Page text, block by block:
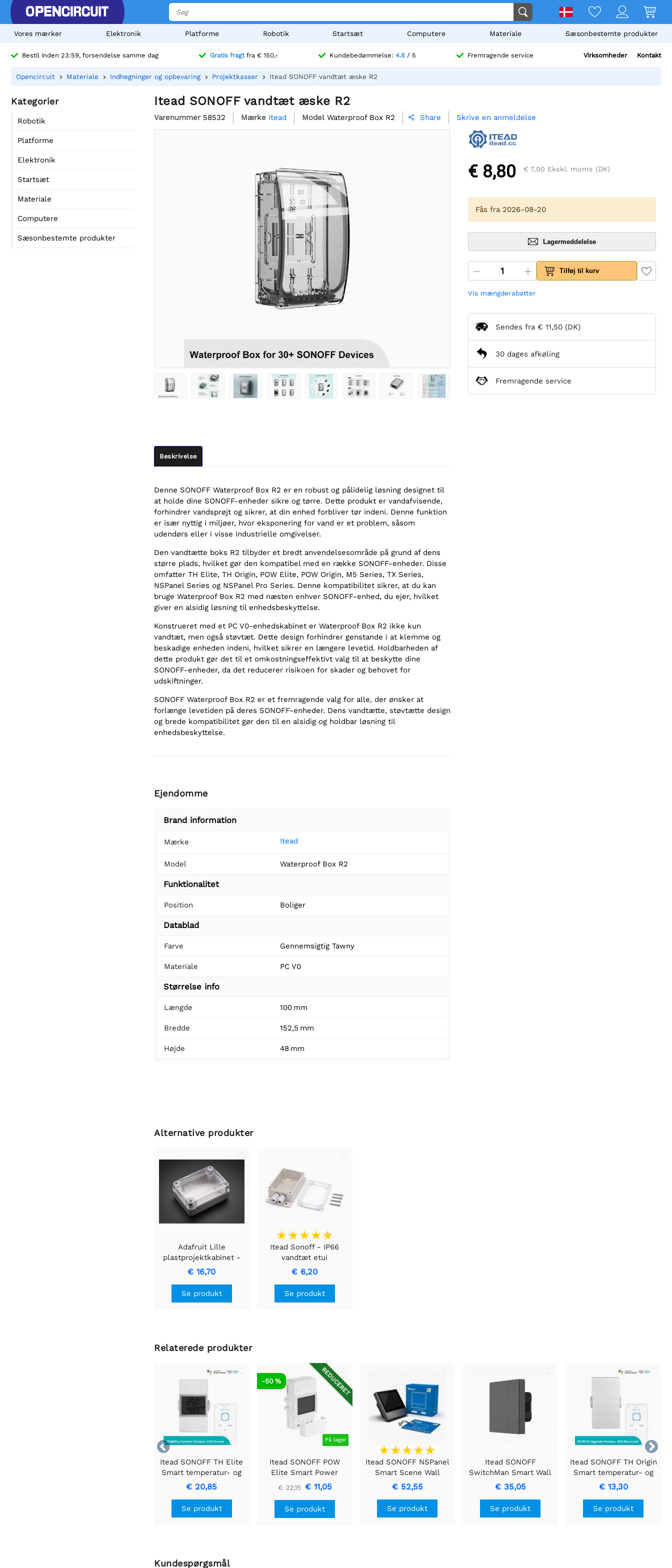
Vores mærker Elektronik Platforme Robotik Startsæt Computere Materiale Sæsonbestemte produkter
Bestil inden 23:59, forsendelse samme dag Gratis fragtfra € 150,- Kundebedømmelse: 4.8 / 5 Fremragende service Virksomheder Kontakt
Opencircuit Materiale Indhegninger og opbevaring Projektkasser Itead SONOFF vandtæt æske R2
Kategorier
Robotik
Platforme
Elektronik
Startsæt
Materiale
Computere
Sæsonbestemte produkter
Itead SONOFF vandtæt æske R2
Varenummer 58532 Mærke Itead Model Waterproof Box R2  Share Skrive en anmeldelse
Beskrivelse
Denne SONOFF Waterproof Box R2 er en robust og pålidelig løsning designet til
at holde dine SONOFF-enheder sikre og tørre. Dette produkt er vandafvisende,
forhindrer vandsprøjt og sikrer, at din enhed forbliver tør indeni. Denne funktion
er især nyttig i miljøer, hvor eksponering for vand er et problem, såsom
udendørs eller i visse industrielle omgivelser.
Den vandtætte boks R2 tilbyder et bredt anvendelsesområde på grund af dens
større plads, hvilket gør den kompatibel med en række SONOFF-enheder. Disse
omfatter TH Elite, TH Origin, POW Elite, POW Origin, M5 Series, TX Series,
NSPanel Series og NSPanel Pro Series. Denne kompatibilitet sikrer, at du kan
bruge Waterproof Box R2 med næsten enhver SONOFF-enhed, du ejer, hvilket
giver en alsidig løsning til enhedsbeskyttelse.
Konstrueret med et PC V0-enhedskabinet er Waterproof Box R2 ikke kun
vandtæt, men også støvtæt. Dette design forhindrer genstande i at klemme og
beskadige enheden indeni, hvilket sikrer en længere levetid. Holdbarheden af
dette produkt gør det til et omkostningseffektivt valg til at beskytte dine
SONOFF-enheder, da det reducerer risikoen for skader og behovet for
udskiftninger.
SONOFF Waterproof Box R2 er et fremragende valg for alle, der ønsker at
forlænge levetiden på deres SONOFF-enheder. Dens vandtætte, støvtætte design
og brede kompatibilitet gør den til en alsidig og holdbar løsning til
enhedsbeskyttelse.
Ejendomme
Brand information
Mærke Itead
Model Waterproof Box R2
Funktionalitet
Position Boliger
Datablad
Farve Gennemsigtig Tawny
Materiale PC V0
Størrelse info
Længde 100 mm
Bredde 152,5 mm
Højde 48 mm
€ 8,80 € 7,00 Ekskl. moms (DK)
Fås fra 2026-08-20
Lagermeddelelse
Tilføj til kurv
Vis mængderabatter
Sendes fra € 11,50 (DK)
30 dages afkøling
Fremragende service
Alternative produkter
Adafruit Lille
plastprojektkabinet -
vejrbestandig med klar
top
€ 16,70
Se produkt
Itead Sonoff - IP66
vandtæt etui
€ 6,20
Se produkt
Relaterede produkter


Itead SONOFF TH Elite
Smart temperatur- og
fugtovervågningskontakt
16A
€ 20,85
Se produkt
REDUCERET
På lager
-50 %
Itead SONOFF POW
Elite Smart Power
Meter Switch 16A
€ 22,15 € 11,05
Se produkt
Itead SONOFF NSPanel
Smart Scene Wall
Switch - EU - Sort
€ 52,55
Se produkt
Itead SONOFF
SwitchMan Smart Wall
Switch-M5 - 3 Gang -
Type 86
€ 35,05
Se produkt
Itead SONOFF TH Origin
Smart temperatur- og
fugtovervågningskontakt
(TH10/16
opgraderingsversion)
16A
€ 13,30
Se produkt
Kundespørgsmål